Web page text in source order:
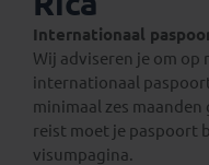
Internationaal
Wij adviseren je om op
internationaal
minimaal zes maanden
reist moet je paspoort
visumpagina.